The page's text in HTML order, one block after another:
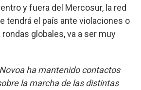
y fuera del Mercosur, la red
tendrá el país ante violaciones o
globales, va a ser muy
ha mantenido contactos
la marcha de las distintas